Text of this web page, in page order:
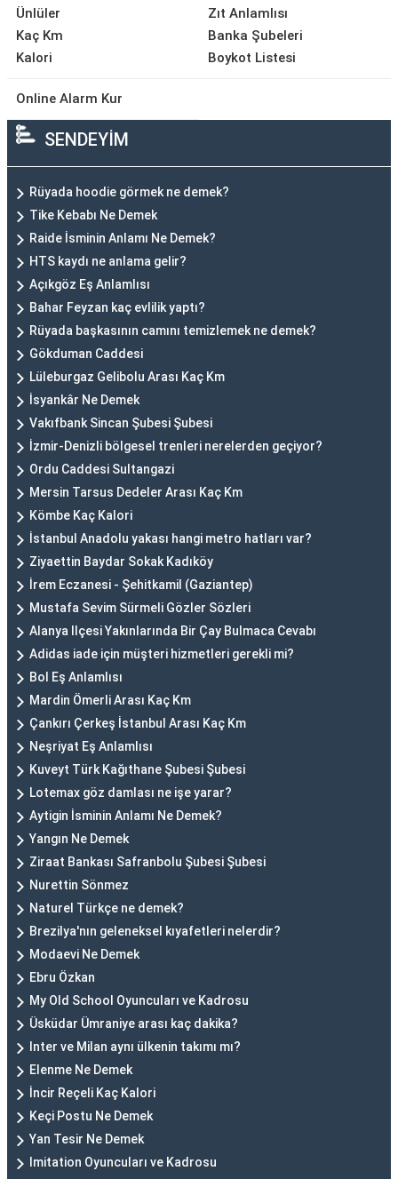
Ünlüler
Kaç Km
Kalori
Zıt Anlamlısı
Banka Şubeleri
Boykot Listesi
Online Alarm Kur
SENDEYİM
Rüyada hoodie görmek ne demek?
Tike Kebabı Ne Demek
Raide İsminin Anlamı Ne Demek?
HTS kaydı ne anlama gelir?
Açıkgöz Eş Anlamlısı
Bahar Feyzan kaç evlilik yaptı?
Rüyada başkasının camını temizlemek ne demek?
Gökduman Caddesi
Lüleburgaz Gelibolu Arası Kaç Km
İsyankâr Ne Demek
Vakıfbank Sincan Şubesi Şubesi
İzmir-Denizli bölgesel trenleri nerelerden geçiyor?
Ordu Caddesi Sultangazi
Mersin Tarsus Dedeler Arası Kaç Km
Kömbe Kaç Kalori
İstanbul Anadolu yakası hangi metro hatları var?
Ziyaettin Baydar Sokak Kadıköy
İrem Eczanesi - Şehitkamil (Gaziantep)
Mustafa Sevim Sürmeli Gözler Sözleri
Alanya Ilçesi Yakınlarında Bir Çay Bulmaca Cevabı
Adidas iade için müşteri hizmetleri gerekli mi?
Bol Eş Anlamlısı
Mardin Ömerli Arası Kaç Km
Çankırı Çerkeş İstanbul Arası Kaç Km
Neşriyat Eş Anlamlısı
Kuveyt Türk Kağıthane Şubesi Şubesi
Lotemax göz damlası ne işe yarar?
Aytigin İsminin Anlamı Ne Demek?
Yangın Ne Demek
Ziraat Bankası Safranbolu Şubesi Şubesi
Nurettin Sönmez
Naturel Türkçe ne demek?
Brezilya'nın geleneksel kıyafetleri nelerdir?
Modaevi Ne Demek
Ebru Özkan
My Old School Oyuncuları ve Kadrosu
Üsküdar Ümraniye arası kaç dakika?
Inter ve Milan aynı ülkenin takımı mı?
Elenme Ne Demek
İncir Reçeli Kaç Kalori
Keçi Postu Ne Demek
Yan Tesir Ne Demek
Imitation Oyuncuları ve Kadrosu